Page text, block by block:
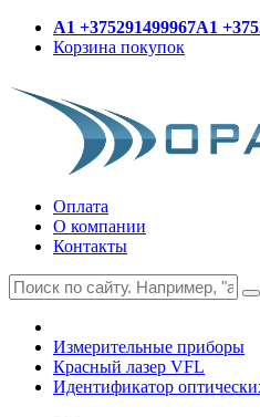
A1 +375291499967A1
Корзина покупок
Оплата
О компании
Контакты
Измерительные приборы
Красный лазер VFL
Идентификатор